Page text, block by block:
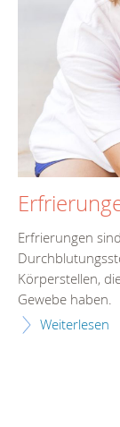
Erfrierungen
Körperstellen,
Gewebe haben.
Weiterlesen